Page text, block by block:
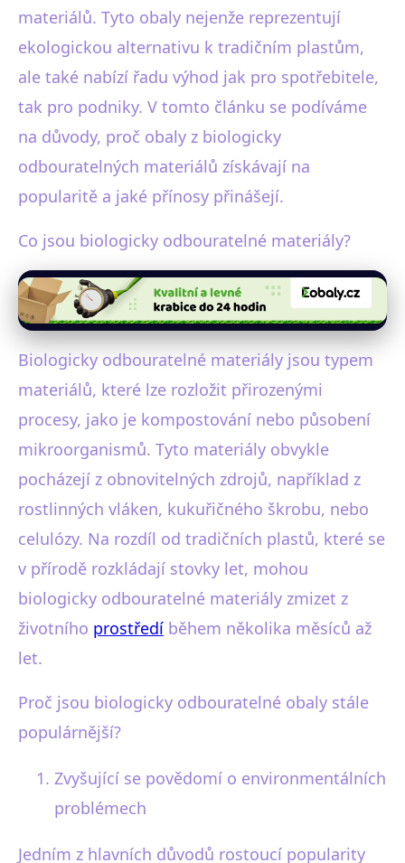
materiálů. Tyto obaly nejenže reprezentují
ekologickou alternativu k tradičním plastům,
ale také nabízí řadu výhod jak pro spotřebitele,
tak pro podniky. V tomto článku se podíváme
na důvody, proč obaly z biologicky
odbouratelných materiálů získávají na
popularitě a jaké přínosy přinášejí.
Co jsou biologicky odbouratelné materiály?
Biologicky odbouratelné materiály jsou typem
materiálů, které lze rozložit přirozenými
procesy, jako je kompostování nebo působení
mikroorganismů. Tyto materiály obvykle
pocházejí z obnovitelných zdrojů, například z
rostlinných vláken, kukuřičného škrobu, nebo
celulózy. Na rozdíl od tradičních plastů, které se
v přírodě rozkládají stovky let, mohou
biologicky odbouratelné materiály zmizet z
životního prostředí během několika měsíců až
let.
Proč jsou biologicky odbouratelné obaly stále
populárnější?
Zvyšující se povědomí o environmentálních
problémech
Jedním z hlavních důvodů rostoucí popularity